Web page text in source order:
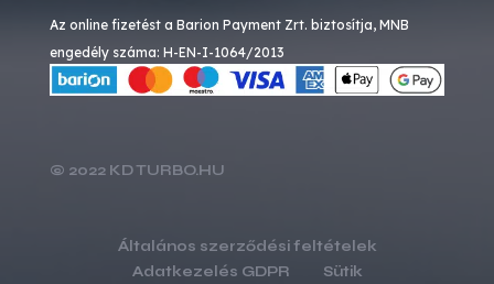
Az online fizetést a Barion Payment Zrt. biztosítja, MNB
engedély száma: H-EN-I-1064/2013
© 2022 KD TURBO.HU
Általános szerződési feltételek
Adatkezelés GDPR
Sütik